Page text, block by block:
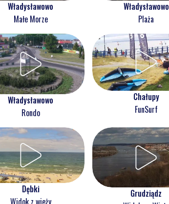
Władysławowo
Małe Morze
Władysławowo
Plaża
Władysławowo
Rondo
Chałupy
FunSurf
Dębki
Widok z wieży
Grudziądz